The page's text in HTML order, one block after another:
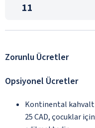
11
Zorunlu Ücretler
Opsiyonel Ücretler
Kontinental
25 CAD, çocuklar